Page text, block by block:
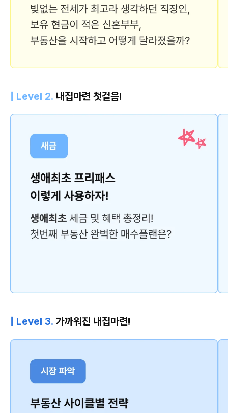
| Level 2. 내집마련 첫걸음!
| Level 3. 가까워진 내집마련!